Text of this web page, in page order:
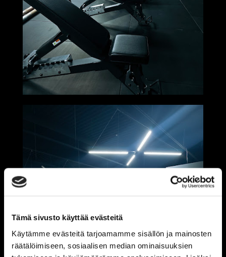
Tämä sivusto käyttää evästeitä
Käytämme evästeitä tarjoamamme sisällön ja mainosten
räätälöimiseen, sosiaalisen median ominaisuuksien